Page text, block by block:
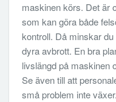
maskinen körs. Det är
som kan göra både
kontroll. Då minskar
dyra avbrott. En bra
livslängd på maskinen
Se även till att
små problem inte